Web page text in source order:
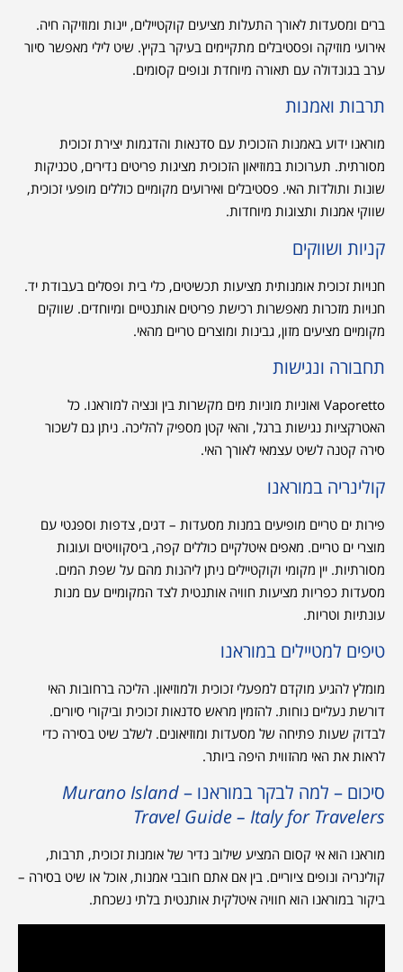
ברים ומסעדות לאורך התעלות מציעים קוקטיילים, יינות ומוזיקה חיה.
אירועי מוזיקה ופסטיבלים מתקיימים בעיקר בקיץ. שיט לילי מאפשר סיור
ערב בגונדולה עם תאורה מיוחדת ונופים קסומים.
תרבות ואמנות
מוראנו ידוע באמנות הזכוכית עם סדנאות והדגמות יצירת זכוכית
מסורתית. תערוכות במוזיאון הזכוכית מציגות פריטים נדירים, טכניקות
שונות ותולדות האי. פסטיבלים ואירועים מקומיים כוללים מופעי זכוכית,
שווקי אמנות ותצוגות מיוחדות.
קניות ושווקים
חנויות זכוכית אומנותית מציעות תכשיטים, כלי בית ופסלים בעבודת יד.
חנויות מזכרות מאפשרות רכישת פריטים אותנטיים ומיוחדים. שווקים
מקומיים מציעים מזון, גבינות ומוצרים טריים מהאי.
תחבורה ונגישות
Vaporetto ואוניות מוניות מים מקשרות בין ונציה למוראנו. כל
האטרקציות נגישות ברגל, והאי קטן מספיק להליכה. ניתן גם לשכור
סירה קטנה לשיט עצמאי לאורך האי.
קולינריה במוראנו
פירות ים טריים מופיעים במנות מסעדות – דגים, צדפות וספגטי עם
מוצרי ים טריים. מאפים איטלקיים כוללים קפה, ביסקוויטים ועוגות
מסורתיות. יין מקומי וקוקטיילים ניתן ליהנות מהם על שפת המים.
מסעדות כפריות מציעות חוויה אותנטית לצד המקומיים עם מנות
עונתיות וטריות.
טיפים למטיילים במוראנו
מומלץ להגיע מוקדם למפעלי זכוכית ולמוזיאון. הליכה ברחובות האי
דורשת נעליים נוחות. להזמין מראש סדנאות זכוכית וביקורי סיורים.
לבדוק שעות פתיחה של מסעדות ומוזיאונים. לשלב שיט בסירה כדי
לראות את האי מהזווית היפה ביותר.
סיכום – למה לבקר במוראנו –Murano Island
Travel Guide – Italy for Travelers
מוראנו הוא אי קסום המציע שילוב נדיר של אומנות זכוכית, תרבות,
קולינריה ונופים ציוריים. בין אם אתם חובבי אמנות, אוכל או שיט בסירה –
ביקור במוראנו הוא חוויה איטלקית אותנטית בלתי נשכחת.